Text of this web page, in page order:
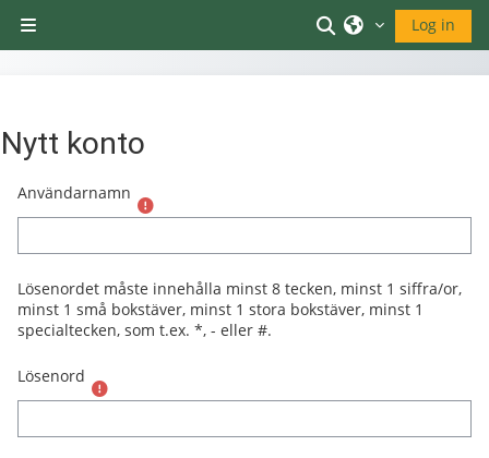
Växla Log in
Nytt konto
Användarnamn
Lösenordet måste innehålla minst 8 tecken, minst 1 siffra/or,
minst 1 små bokstäver, minst 1 stora bokstäver, minst 1
specialtecken, som t.ex. *, - eller #.
Lösenord